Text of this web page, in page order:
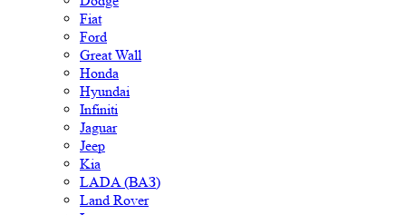
Fiat
Ford
Great Wall
Honda
Hyundai
Infiniti
Jaguar
Jeep
Kia
LADA (ВАЗ)
Land Rover